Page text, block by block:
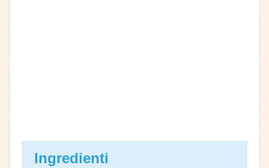
Ingredienti